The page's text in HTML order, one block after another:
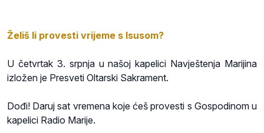
Želiš li provesti vrijeme s Isusom?
U četvrtak 3. srpnja u našoj kapelici Navještenja Marijina
izložen je Presveti Oltarski Sakrament.
Dođi! Daruj sat vremena koje ćeš provesti s Gospodinom u
kapelici Radio Marije.